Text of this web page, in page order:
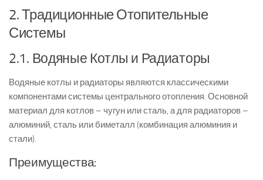
2. Традиционные Отопительные
Системы
2.1. Водяные Котлы и Радиаторы
Водяные котлы и радиаторы являются классическими
компонентами системы центрального отопления. Основной
материал для котлов – чугун или сталь, а для радиаторов –
алюминий, сталь или биметалл (комбинация алюминия и
стали).
Преимущества: